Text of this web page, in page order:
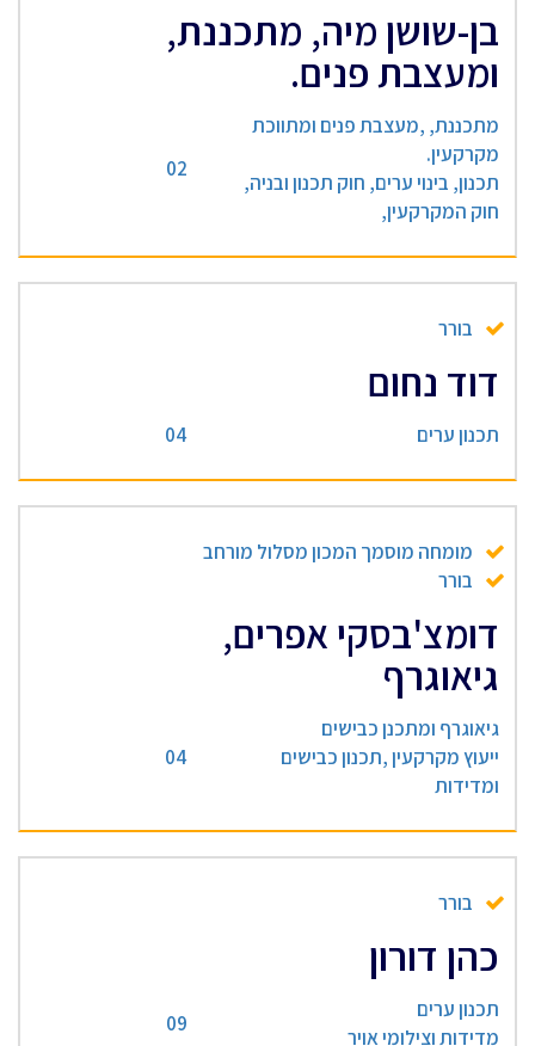
בן-שושן מיה, מתכננת,
ומעצבת פנים.
מתכננת, ,מעצבת פנים ומתווכת
מקרקעין.
תכנון, בינוי ערים, חוק תכנון ובניה,
חוק המקרקעין,
02
בורר
דוד נחום
תכנון ערים 04
מומחה מוסמך המכון מסלול מורחב
בורר
דומצ'בסקי אפרים,
גיאוגרף
גיאוגרף ומתכנן כבישים
ייעוץ מקרקעין ,תכנון כבישים
ומדידות
04
בורר
כהן דורון
תכנון ערים
מדידות וצילומי אויר
09